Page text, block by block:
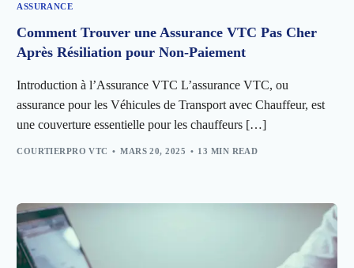
ASSURANCE
Comment Trouver une Assurance VTC Pas Cher
Après Résiliation pour Non-Paiement
Introduction à l’Assurance VTC L’assurance VTC, ou
assurance pour les Véhicules de Transport avec Chauffeur, est
une couverture essentielle pour les chauffeurs […]
COURTIERPRO VTC MARS 20, 2025 13 MIN READ